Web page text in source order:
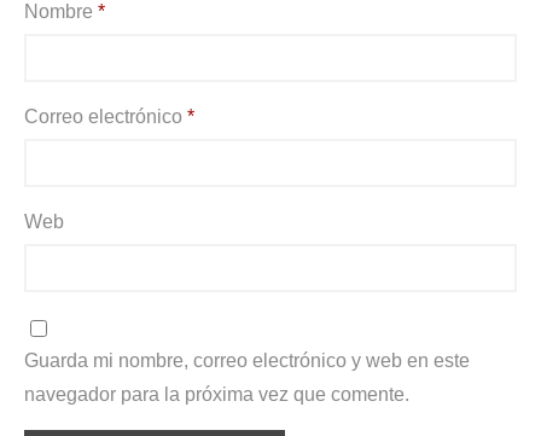
Nombre *
Correo electrónico *
Web
Guarda mi nombre, correo electrónico y web en este
navegador para la próxima vez que comente.